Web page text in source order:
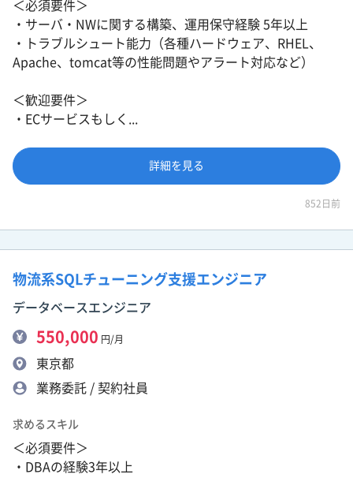
＜必須要件＞
・サーバ・NWに関する構築、運用保守経験 5年以上
・トラブルシュート能力（各種ハードウェア、RHEL、
Apache、tomcat等の性能問題やアラート対応など）
＜歓迎要件＞
・ECサービスもしく...
詳細を見る
852日前
物流系SQLチューニング支援エンジニア
データベースエンジニア
550,000 円/月
東京都
業務委託 / 契約社員
求めるスキル
＜必須要件＞
・DBAの経験3年以上